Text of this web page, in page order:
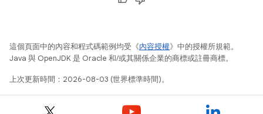
這個頁面中的內容和程式碼範例均受《內容授權》中的授權所規範。
Java 與 OpenJDK 是 Oracle 和/或其關係企業的商標或註冊商標。
上次更新時間：2026-08-03 (世界標準時間)。